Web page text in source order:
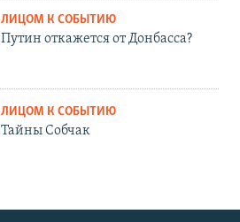
ЛИЦОМ К СОБЫТИЮ
Путин откажется от Донбасса?
ЛИЦОМ К СОБЫТИЮ
Тайны Собчак